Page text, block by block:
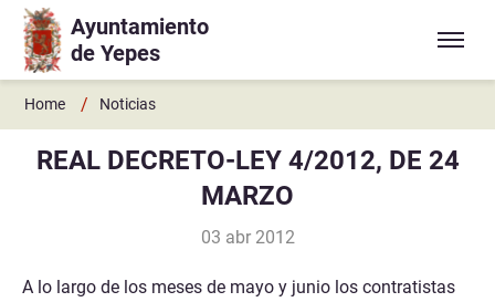
Ir a contenido principal
Ayuntamiento
de Yepes
Home / Noticias
REAL DECRETO-LEY 4/2012, DE 24
MARZO
03 abr 2012
A lo largo de los meses de mayo y junio los contratistas